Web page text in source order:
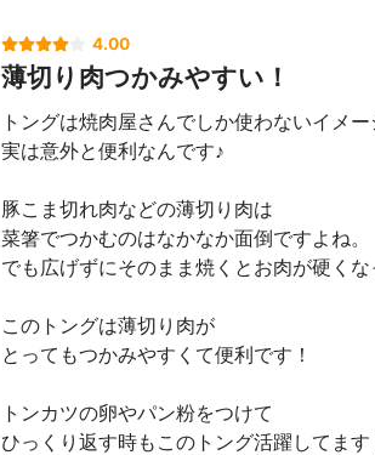
4.00
薄切り肉つかみやすい！
トングは焼肉屋さんでしか使わないイメ
実は意外と便利なんです♪
豚こま切れ肉などの薄切り肉は
菜箸でつかむのはなかなか面倒ですよね。
でも広げずにそのまま焼くとお肉が硬くな
このトングは薄切り肉が
とってもつかみやすくて便利です！
トンカツの卵やパン粉をつけて
ひっくり返す時もこのトング活躍してます